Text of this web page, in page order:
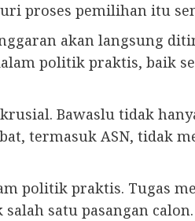
proses pemilihan itu
akan langsung
politik praktis, baik
Bawaslu tidak
termasuk ASN, tidak
politik praktis. Tugas
satu pasangan